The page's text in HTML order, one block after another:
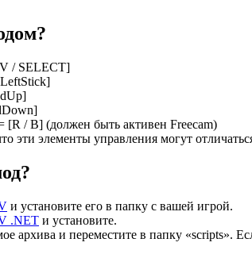
/ SELECT]
[R / B] (должен быть активен Freecam)
эти элементы управления могут
и установите его в папку с вашей игрой.
.NET и установите.
архива и переместите в папку «scripts».